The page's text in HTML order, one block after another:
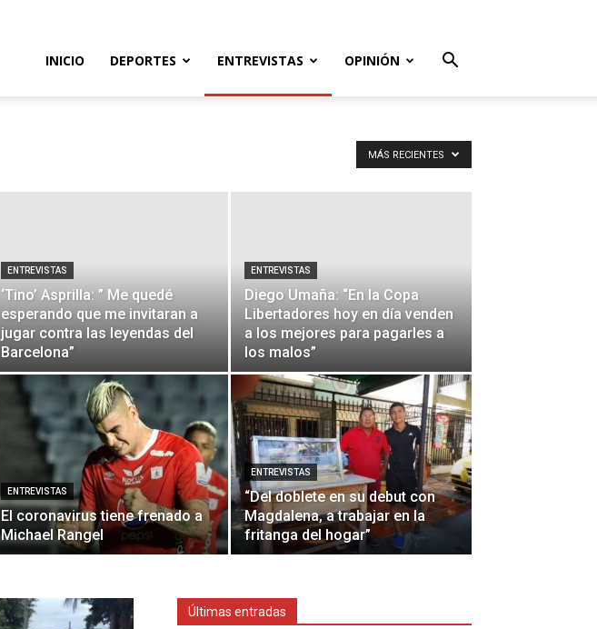
INICIO DEPORTES ENTREVISTAS OPINIÓN
MÁS RECIENTES
ENTREVISTAS
‘Tino’ Asprilla: ” Me quedé
esperando que me invitaran a
jugar contra las leyendas del
Barcelona”
ENTREVISTAS
Diego Umaña: “En la Copa
Libertadores hoy en día venden
a los mejores para pagarles a
los malos”
ENTREVISTAS
El coronavirus tiene frenado a
Michael Rangel
ENTREVISTAS
“Del doblete en su debut con
Magdalena, a trabajar en la
fritanga del hogar”
Últimas entradas